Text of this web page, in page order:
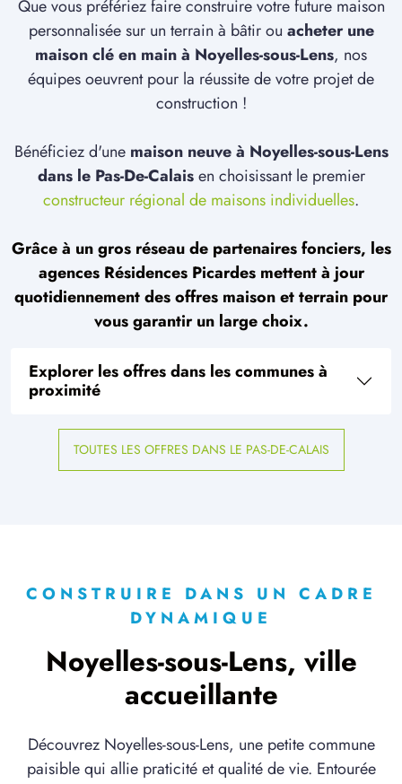
Que vous préfériez faire construire votre future maison
personnalisée sur un terrain à bâtir ou acheter une
maison clé en main à Noyelles-sous-Lens, nos
équipes oeuvrent pour la réussite de votre projet de
construction !
Bénéficiez d'une maison neuve à Noyelles-sous-Lens
dans le Pas-De-Calaisen choisissant le premier
constructeur régional de maisons individuelles.
Grâce à un gros réseau de partenaires fonciers, les
agences Résidences Picardes mettent à jour
quotidiennement des offres maison et terrain pour
vous garantir un large choix.
Explorer les offres dans les communes à
proximité
TOUTES LES OFFRES DANS LE PAS-DE-CALAIS
CONSTRUIRE DANS UN CADRE
DYNAMIQUE
Noyelles-sous-Lens, ville
accueillante
Découvrez Noyelles-sous-Lens, une petite commune
paisible qui allie praticité et qualité de vie. Entourée